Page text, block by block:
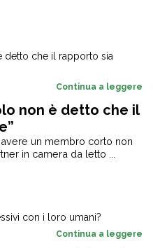
Continua a leggere
non è detto che il
un membro corto non
in camera da letto ...
Continua a leggere